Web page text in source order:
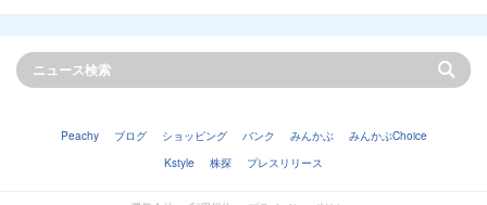
Peachy ブログ ショッピング バンク みんかぶ
みんかぶChoice
Kstyle
株探 プレスリリース